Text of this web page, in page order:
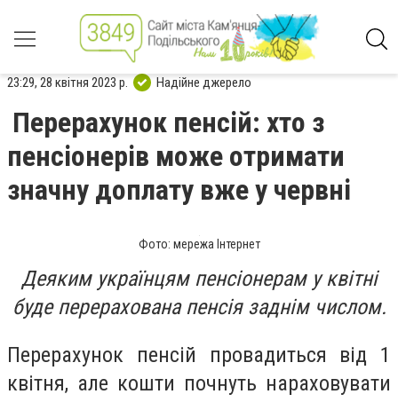
23:29, 28 квітня 2023 р. Надійне джерело
Перерахунок пенсій: хто з
пенсіонерів може отримати
значну доплату вже у червні
Фото: мережа Інтернет
Деяким українцям пенсіонерам у квітні
буде перерахована пенсія заднім числом.
Перерахунок пенсій провадиться від 1
квітня, але кошти почнуть нараховувати